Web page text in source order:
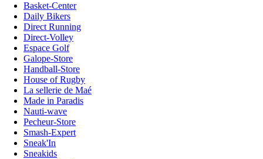
Basket-Center
Daily Bikers
Direct Running
Direct-Volley
Espace Golf
Galope-Store
Handball-Store
House of Rugby
La sellerie de Maé
Made in Paradis
Nauti-wave
Pecheur-Store
Smash-Expert
Sneak'In
Sneakids